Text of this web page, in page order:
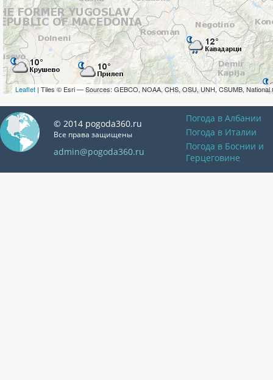
Leaflet | Tiles © Esri — Sources: GEBCO, NOAA, CHS, OSU, UNH, CSUMB, National
© 2014 pogoda360.ru
Все права защищены
admin@pogoda360.ru
Погода в Албании
Погода в Италии
Погода в Боснии и
Герцеговине